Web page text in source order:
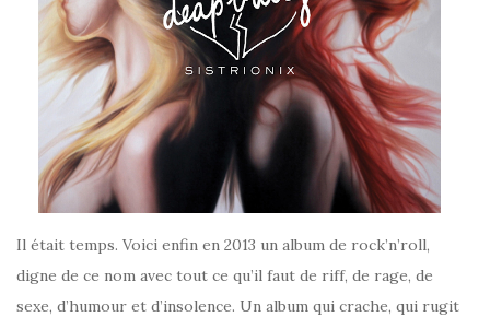
Il était temps. Voici enfin en 2013 un album de rock’n’roll,
digne de ce nom avec tout ce qu’il faut de riff, de rage, de
sexe, d’humour et d’insolence. Un album qui crache, qui rugit